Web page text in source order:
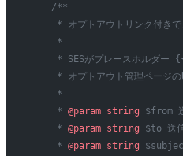
    /**
* オプトアウトリンク付きで
     *
* SESがプレースホルダー
* オプトアウト管理ページの
     *
     *
@param string $from 送
     *
@param string $to 送信
     *
@param string